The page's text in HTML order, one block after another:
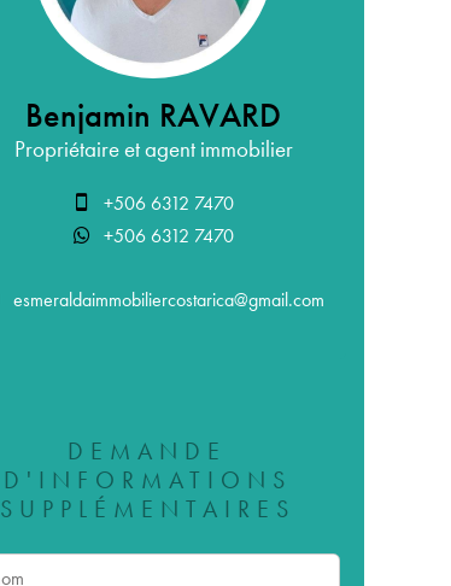
Benjamin RAVARD
Propriétaire et agent immobilier
+506 6312 7470
+506 6312 7470
esmeraldaimmobiliercostarica@gmail.com
DEMANDE
D'INFORMATIONS
SUPPLÉMENTAIRES